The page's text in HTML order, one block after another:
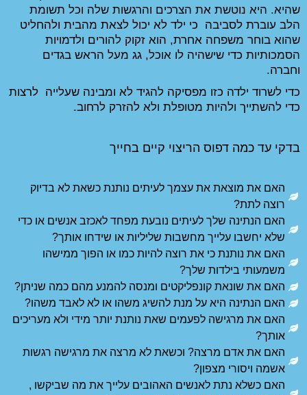
שהיא. היא נוטשת את הצרכים והרגשות שלה וכל תשומת
הלב עוברת לסביבה  כי ילד לא יכול לצאת מהבית ולהחליט
שהוא בוחר משפחה אחרת, הוא זקוק להורים ולדמויות
הסמכותיות כדי שישהיה לו אוכל, גג מעל הראש בגדים
כדי לשרוד ילדה כזו מפסיקה להגיד לא ומבינה שעלייה  לרצות
ולא להזרק לרחוב.
בחייך
נותנת כשאת לא בדיוק
מפחד לאכזב אנשים או כדי
או שידחו אותך?
כמו או הפוך ממישהו
ומנסה להמנע מהם כמה שניתן?
משהו או לא לאבד משהו?​
נותנת יותר מידי ולא מעריכים
לא מרצה את מרגישה רגשות
עלייך את מה שביקשו ,